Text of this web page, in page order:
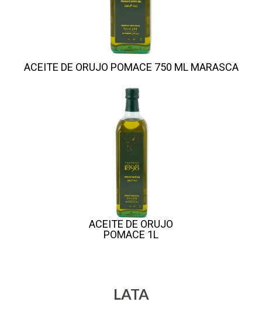
ACEITE DE ORUJO POMACE 750 ML MARASCA
ACEITE DE ORUJO
POMACE 1L
LATA